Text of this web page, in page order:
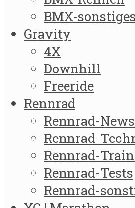
BMX-sonstiges
Gravity
4X
Downhill
Freeride
Rennrad
Rennrad-News
Rennrad-
Rennrad-
Rennrad-Tests
Rennrad-